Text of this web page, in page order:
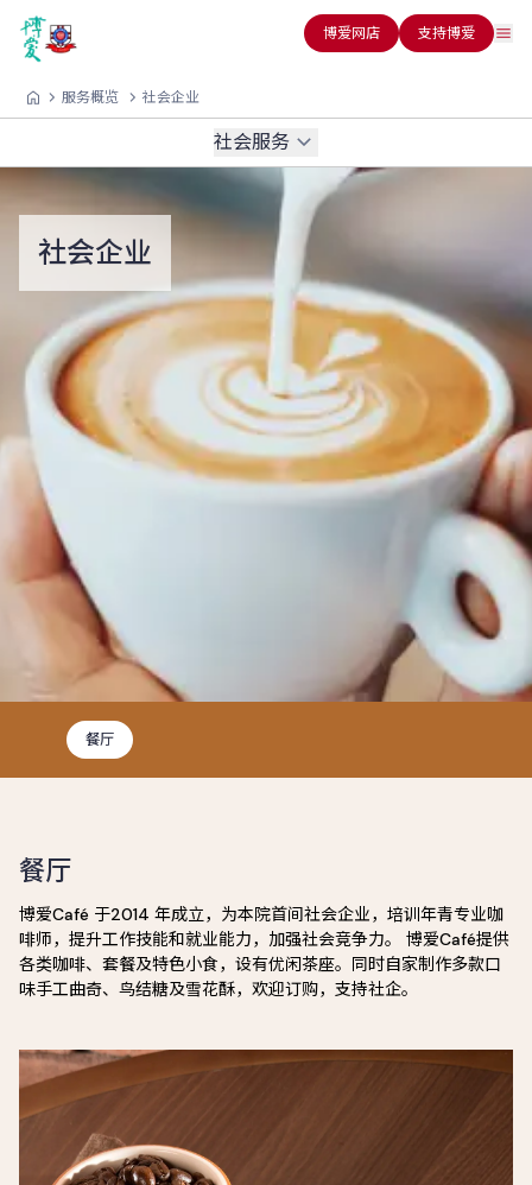
博爱网店 支持博爱
服务概览 社会企业
社会服务
社会企业
餐厅
餐厅
博爱Café 于2014 年成立，为本院首间社会企业，培训年青专业咖
啡师，提升工作技能和就业能力，加强社会竞争力。 博爱Café提供
各类咖啡、套餐及特色小食，设有优闲茶座。同时自家制作多款口
味手工曲奇、鸟结糖及雪花酥，欢迎订购，支持社企。